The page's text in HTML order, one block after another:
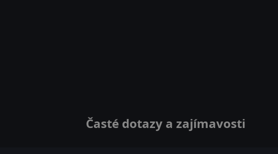
Časté dotazy a zajímavosti